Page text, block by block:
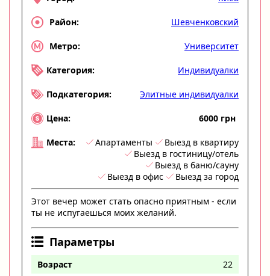
Район: Шевченковский
Метро: Университет
Категория: Индивидуалки
Подкатегория: Элитные индивидуалки
Цена: 6000 грн
Места: Апартаменты
Выезд в квартиру
Выезд в гостиницу/отель
Выезд в баню/сауну
Выезд в офис
Выезд за город
Этот вечер может стать опасно приятным - если
ты не испугаешься моих желаний.
Параметры
Возраст 22